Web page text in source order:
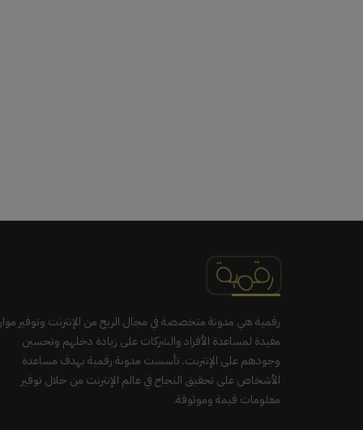
رقمية هي مدونة متخصصة في مجال الربح من الإنترنت وتوفير
مفيدة لمساعدة الأفراد والشركات على زيادة دخلهم وتحسين
وجودهم على الإنترنت. تأسست مدونة رقمية بهدف مساعدة
الأشخاص على تحقيق النجاح في عالم الإنترنت من خلال توفير
معلومات قيمة وموثوقة.